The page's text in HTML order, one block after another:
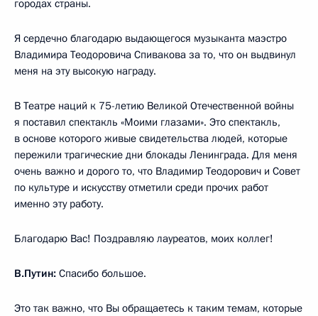
городах страны.
Я сердечно благодарю выдающегося музыканта маэстро
Владимира Теодоровича Спивакова за то, что он выдвинул
меня на эту высокую награду.
В Театре наций к 75-летию Великой Отечественной войны
я поставил спектакль «Моими глазами». Это спектакль,
в основе которого живые свидетельства людей, которые
пережили трагические дни блокады Ленинграда. Для меня
очень важно и дорого то, что Владимир Теодорович и Совет
по культуре и искусству отметили среди прочих работ
именно эту работу.
Благодарю Вас! Поздравляю лауреатов, моих коллег!
В.Путин: Спасибо большое.
Это так важно, что Вы обращаетесь к таким темам, которые